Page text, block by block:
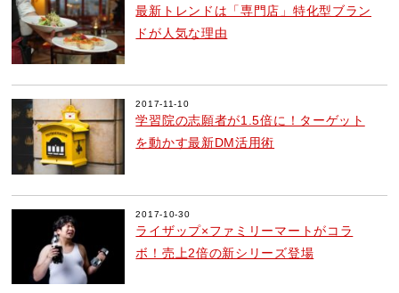
最新トレンドは「専門店」特化型ブラン
ドが人気な理由
2017-11-10
学習院の志願者が1.5倍に！ターゲット
を動かす最新DM活用術
2017-10-30
ライザップ×ファミリーマートがコラ
ボ！売上2倍の新シリーズ登場